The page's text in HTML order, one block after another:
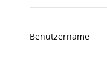
Benutzername